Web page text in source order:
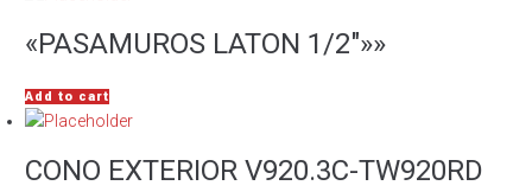
«PASAMUROS LATON 1/2″»»
Add to cart
CONO EXTERIOR V920.3C-TW920RD